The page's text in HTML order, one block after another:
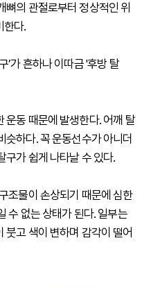
뼈의 관절로부터 정상적인 위
한다.
’가 흔하나 이따금 '후방 탈
운동 때문에 발생한다. 어깨 탈
하다. 꼭 운동선수가 아니더
구가 쉽게 나타날 수 있다.
조물이 손상되기 때문에 심한
수 없는 상태가 된다. 일부는
붓고 색이 변하며 감각이 떨어